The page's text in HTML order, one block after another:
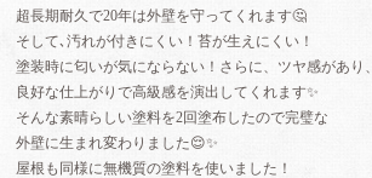
超長期耐久で20年は外壁を守ってくれます🤔
そして､汚れが付きにくい！苔が生えにくい！
塗装時に匂いが気にならない！さらに、ツヤ感があり、
良好な仕上がりで高級感を演出してくれます✨
そんな素晴らしい塗料を2回塗布したので完璧な
外壁に生まれ変わりました😌✨
屋根も同様に無機質の塗料を使いました！